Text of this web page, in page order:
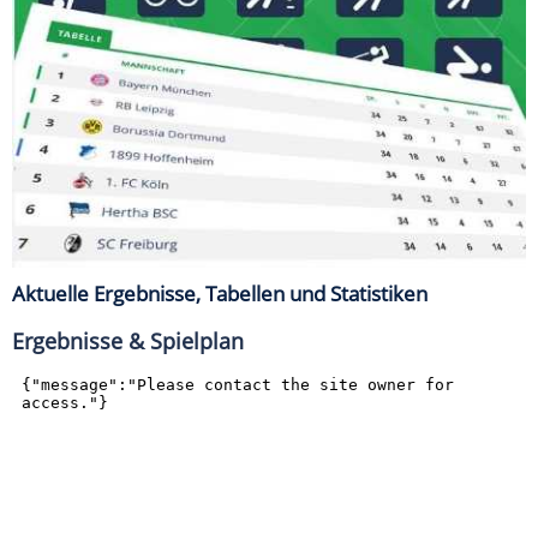
Aktuelle Ergebnisse, Tabellen und Statistiken
Ergebnisse & Spielplan